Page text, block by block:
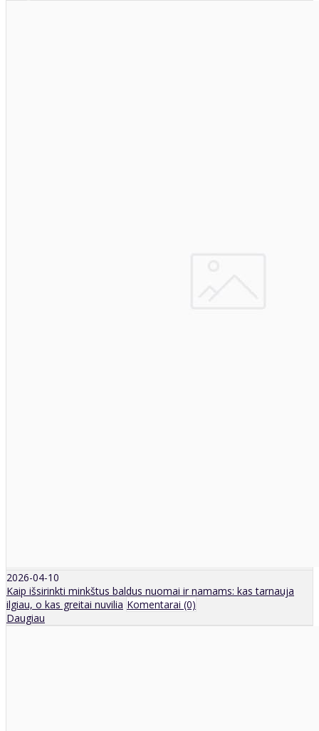
2026-04-10
Kaip išsirinkti minkštus baldus nuomai ir namams: kas tarnauja
ilgiau, o kas greitai nuvilia Komentarai (0)
Daugiau